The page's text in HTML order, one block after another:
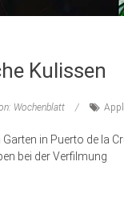
Kulissen
Wochenblatt
in Puerto de la
bei der Verfilmung